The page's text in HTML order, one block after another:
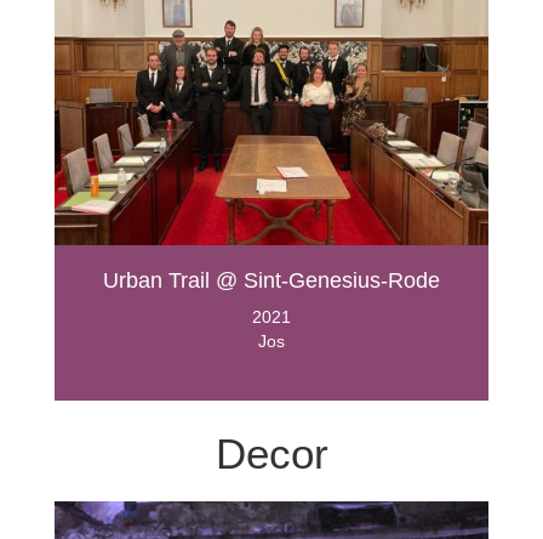
Urban Trail @ Sint-Genesius-Rode
2021
Jos
Decor